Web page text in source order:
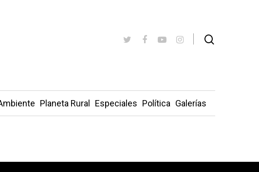
Planeta Rural Especiales Política Galerías